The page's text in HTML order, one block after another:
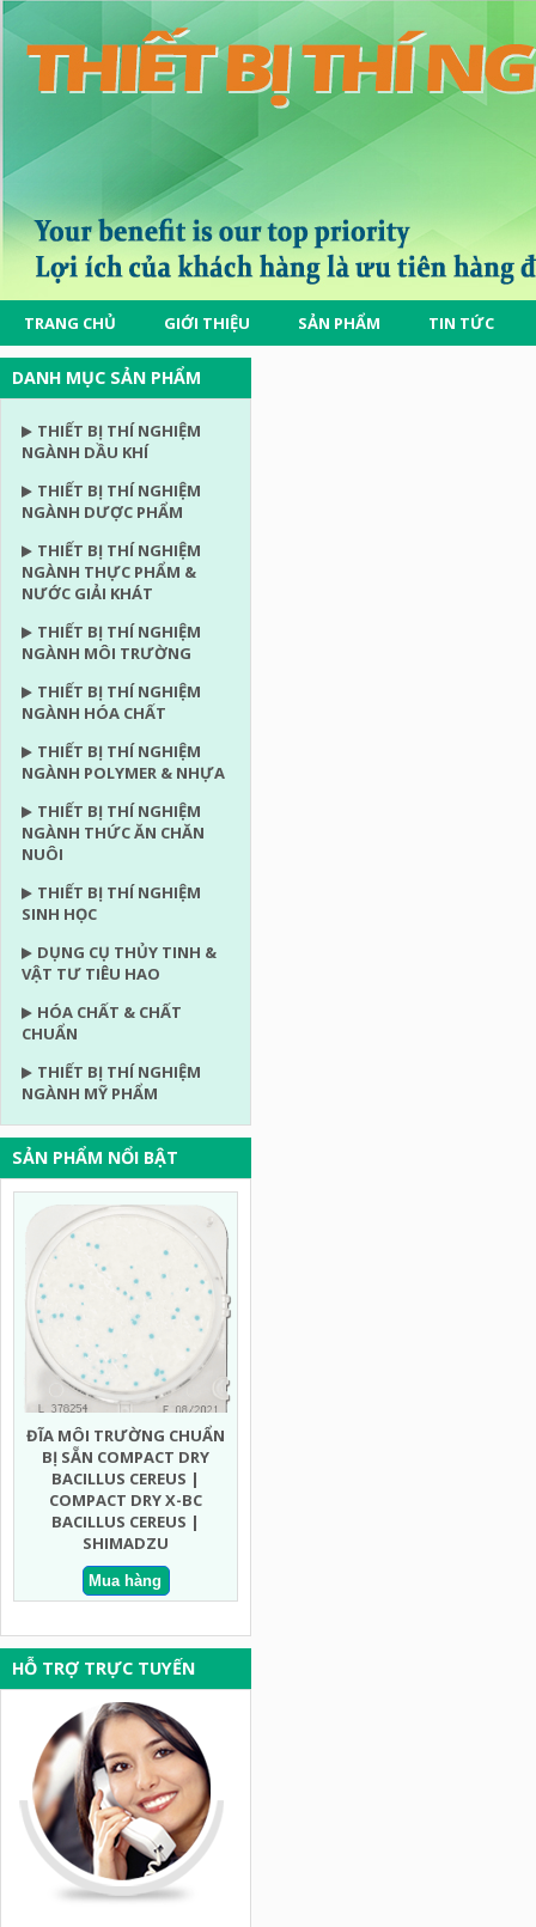
TRANG CHỦ GIỚI THIỆU SẢN PHẨM TIN TỨC
DANH MỤC SẢN PHẨM
THIẾT BỊ THÍ NGHIỆM
NGÀNH DẦU KHÍ
THIẾT BỊ THÍ NGHIỆM
NGÀNH DƯỢC PHẨM
THIẾT BỊ THÍ NGHIỆM
NGÀNH THỰC PHẨM &
NƯỚC GIẢI KHÁT
THIẾT BỊ THÍ NGHIỆM
NGÀNH MÔI TRƯỜNG
THIẾT BỊ THÍ NGHIỆM
NGÀNH HÓA CHẤT
THIẾT BỊ THÍ NGHIỆM
NGÀNH POLYMER & NHỰA
THIẾT BỊ THÍ NGHIỆM
NGÀNH THỨC ĂN CHĂN
NUÔI
THIẾT BỊ THÍ NGHIỆM
SINH HỌC
DỤNG CỤ THỦY TINH &
VẬT TƯ TIÊU HAO
HÓA CHẤT & CHẤT
CHUẨN
THIẾT BỊ THÍ NGHIỆM
NGÀNH MỸ PHẨM
SẢN PHẨM NỔI BẬT
ĐĨA MÔI TRƯỜNG CHUẨN
BỊ SẴN COMPACT DRY
BACILLUS CEREUS |
COMPACT DRY X-BC
BACILLUS CEREUS |
SHIMADZU
HỖ TRỢ TRỰC TUYẾN